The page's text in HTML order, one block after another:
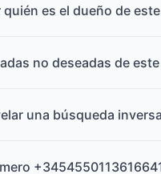
es el dueño de
no deseadas de
una búsqueda